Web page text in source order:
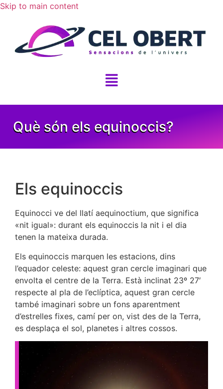
Skip to main content
Què són els equinoccis?
Els equinoccis
Equinocci ve del llatí aequinoctium, que significa
«nit igual»: durant els equinoccis la nit i el dia
tenen la mateixa durada.
Els equinoccis marquen les estacions, dins
l’equador celeste: aquest gran cercle imaginari que
envolta el centre de la Terra. Està inclinat 23º 27′
respecte al pla de l’eclíptica, aquest gran cercle
també imaginari sobre un fons aparentment
d’estrelles fixes, camí per on, vist des de la Terra,
es desplaça el sol, planetes i altres cossos.